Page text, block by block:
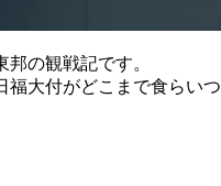
の観戦記です。
大付がどこまで食らい